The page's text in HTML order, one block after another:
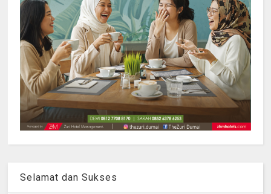
Selamat dan Sukses